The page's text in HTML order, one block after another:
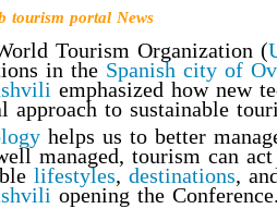
aTP- Arab tourism portal News
As the World Tourism
Destinations in theSpanish
Pololikashviliemphasized
universal approach to
“Technologyhelps us to
And if well managed,
sustainablelifestyles,
Pololikashviliopening the